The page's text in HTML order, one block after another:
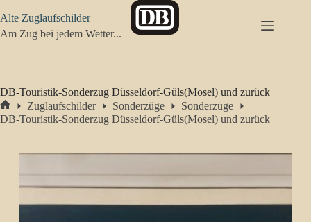
Inhalt
springen
Alte Zuglaufschilder
Am Zug bei jedem Wetter...
DB-Touristik-Sonderzug Düsseldorf-Güls(Mosel) und zurück
Start
Zuglaufschilder Sonderzüge
Sonderzüge
DB-Touristik-Sonderzug Düsseldorf-Güls(Mosel) und zurück